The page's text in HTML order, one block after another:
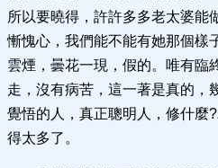
所以要曉得，許許多多老太婆能
慚愧心，我們能不能有她那個樣
雲煙，曇花一現，假的。唯有臨
走，沒有病苦，這一著是真的，
覺悟的人，真正聰明人，修什麼
得太多了。